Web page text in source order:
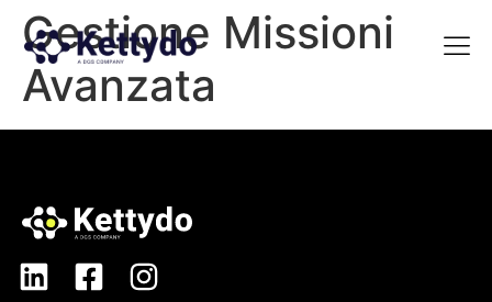
Gestione Missioni
Avanzata